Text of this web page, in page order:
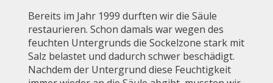
Bereits im Jahr 1999 durften wir die Säule
restaurieren. Schon damals war wegen des
feuchten Untergrunds die Sockelzone stark mit
Salz belastet und dadurch schwer beschädigt.
Nachdem der Untergrund diese Feuchtigkeit